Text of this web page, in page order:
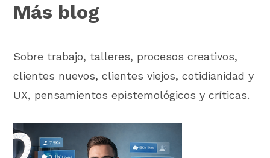
Más blog
Sobre trabajo, talleres, procesos creativos,
clientes nuevos, clientes viejos, cotidianidad y
UX, pensamientos epistemológicos y críticas.